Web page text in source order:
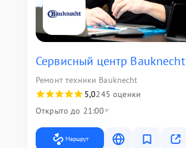
Сервисный центр Bauknecht
Ремонт техники Bauknecht
5,0245 оценки
Открыто до 21:00
Маршрут